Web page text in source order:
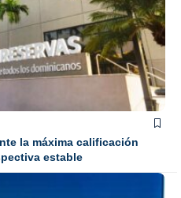
la máxima calificación
estable